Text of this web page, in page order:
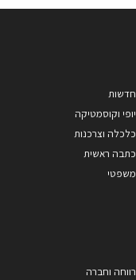
חדשות
יופי וקוסמטיקה
כלכלה וצרכנות
כתבה ראשית
משפטי
רווחה וחברה